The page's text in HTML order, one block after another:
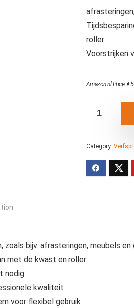
roller
Voorstrijken
Amazon.nl Price:€
Category:
bijv. afrasteringen, meubels en
met de kwast en roller
nodig
kwaliteit
voor flexibel gebruik